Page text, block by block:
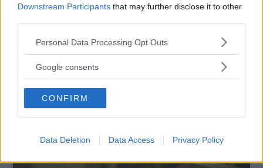
Downstream Participants that may further disclose it to other
Please note that this website/app uses one or more Google
not limited to your visit or usage behaviour. You may click to
use your data for below specified purposes in below Google
consent section.
Personal Data Processing Opt Outs
Google consents
CONFIRM
Data Deletion Data Access Privacy Policy